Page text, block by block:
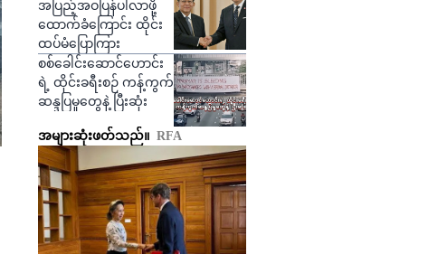
အပြည့်အဝပြန်ပါလာဖို့
ထောက်ခံကြောင်း ထိုင်း
ထပ်မံပြောကြား
စစ်ခေါင်းဆောင်ဟောင်း
ရဲ့ ထိုင်းခရီးစဉ် ကန့်ကွက်
ဆန္ဒပြမှုတွေနဲ့ ပြီးဆုံး
အများဆုံးဖတ်သည်။ RFA